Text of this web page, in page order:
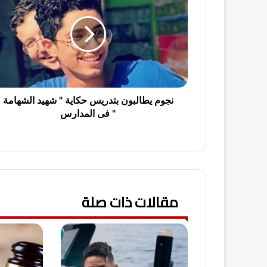
و
م
ي
ط
ا
ل
ب
د
ي
ا
ي
ة
نجوم يطالبون بتدريس حكاية " شهيد الشهامة
" فى المدارس
مقالات ذات صلة